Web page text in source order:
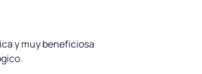
y muy beneficiosa